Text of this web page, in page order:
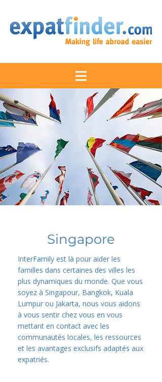
Singapore
InterFamily est là pour aider les
familles dans certaines des villes les
plus dynamiques du monde. Que vous
soyez à Singapour, Bangkok, Kuala
Lumpur ou Jakarta, nous vous aidons
à vous sentir chez vous en vous
mettant en contact avec les
communautés locales, les ressources
et les avantages exclusifs adaptés aux
expatriés.